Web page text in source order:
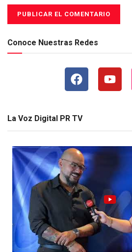
Conoce Nuestras Redes
La Voz Digital PR TV